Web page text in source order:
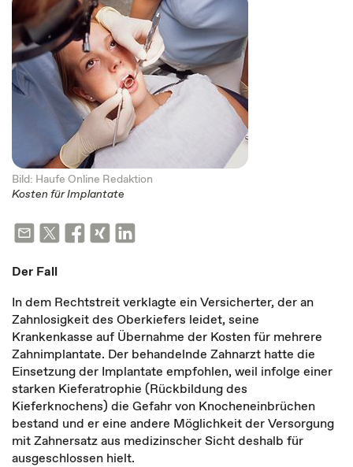
Bild: Haufe Online Redaktion
Kosten für Implantate
Der Fall
In dem Rechtstreit verklagte ein Versicherter, der an
Zahnlosigkeit des Oberkiefers leidet, seine
Krankenkasse auf Übernahme der Kosten für mehrere
Zahnimplantate. Der behandelnde Zahnarzt hatte die
Einsetzung der Implantate empfohlen, weil infolge einer
starken Kieferatrophie (Rückbildung des
Kieferknochens) die Gefahr von Knocheneinbrüchen
bestand und er eine andere Möglichkeit der Versorgung
mit Zahnersatz aus medizinscher Sicht deshalb für
ausgeschlossen hielt.